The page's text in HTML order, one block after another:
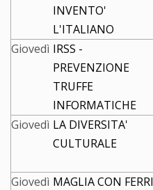
INVENTO'
L'ITALIANO
Giovedì IRSS -
PREVENZIONE
TRUFFE
INFORMATICHE
Giovedì LA DIVERSITA'
CULTURALE
Giovedì MAGLIA CON FERRI